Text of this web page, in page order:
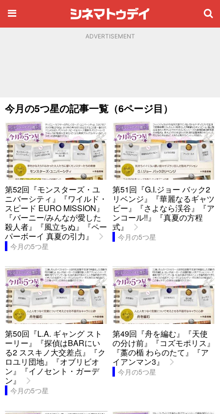
ADVERTISEMENT
今月の5つ星の記事一覧（6ページ目）
第52回『モンスターズ・ユ
ニバーシティ』『ワイルド・
スピード EURO MISSION』
『バーニー/みんなが愛した
殺人者』『風立ちぬ』『ペー
パーボーイ 真夏の引力』
今月の5つ星
第51回『G.I.ジョー バック2
リベンジ』『華麗なるギャツ
ビー』『さよなら渓谷』『ア
ンコール!!』『真夏の方程
式』
今月の5つ星
第50回『L.A. ギャング スト
ーリー』『探偵はBARにい
る2 ススキノ大交差点』『ク
ロユリ団地』『オブリビオ
ン』『イノセント・ガーデ
ン』
今月の5つ星
第49回『舟を編む』『天使
の分け前』『コズモポリス』
『藁の楯 わらのたて』『ア
イアンマン3』
今月の5つ星